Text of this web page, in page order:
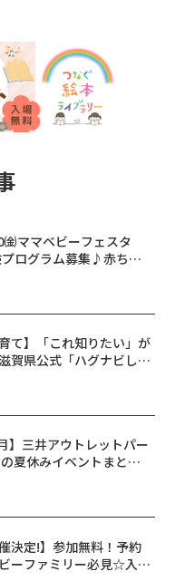
ママベビーフェスタ
ログラム募集♪赤ちゃ
トに出演しませんか？
て】「これ知りたい」が
賀県公式「ハグナビし
？おでかけ・制度・子育
】三井アウトレットパー
夏休みイベントまと
れ水あそび・激辛グル
決定!】参加無料！予約
ーファミリー必見☆入場